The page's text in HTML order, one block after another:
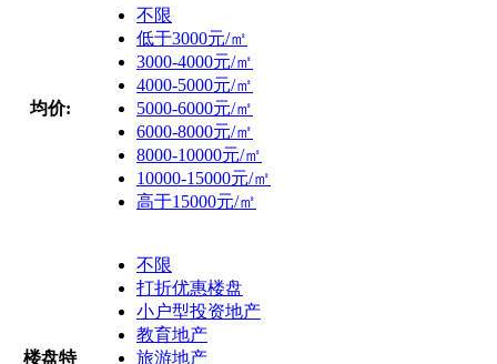
均价:
不限
低于3000元/㎡
3000-4000元/㎡
4000-5000元/㎡
5000-6000元/㎡
6000-8000元/㎡
8000-10000元/㎡
10000-15000元/㎡
高于15000元/㎡
楼盘特
不限
打折优惠楼盘
小户型投资地产
教育地产
旅游地产